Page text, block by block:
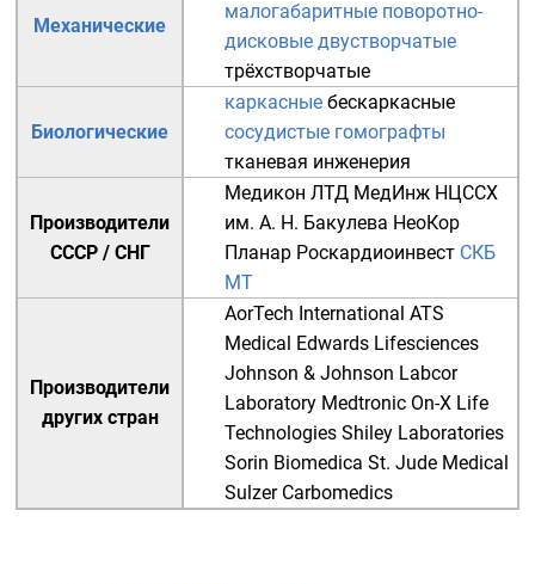
Механические
малогабаритные поворотно-
дисковые двустворчатые
трёхстворчатые
Биологические
каркасные бескаркасные
сосудистые гомографты
тканевая инженерия
Производители
СССР/ СНГ
Медикон ЛТД МедИнж НЦССХ
им. А. Н. Бакулева НеоКор
Планар Роскардиоинвест СКБ
МТ
Производители
других стран
AorTech International ATS
Medical Edwards Lifesciences
Johnson & Johnson Labcor
Laboratory Medtronic On-X Life
Technologies Shiley Laboratories
Sorin Biomedica St. Jude Medical
Sulzer Carbomedics